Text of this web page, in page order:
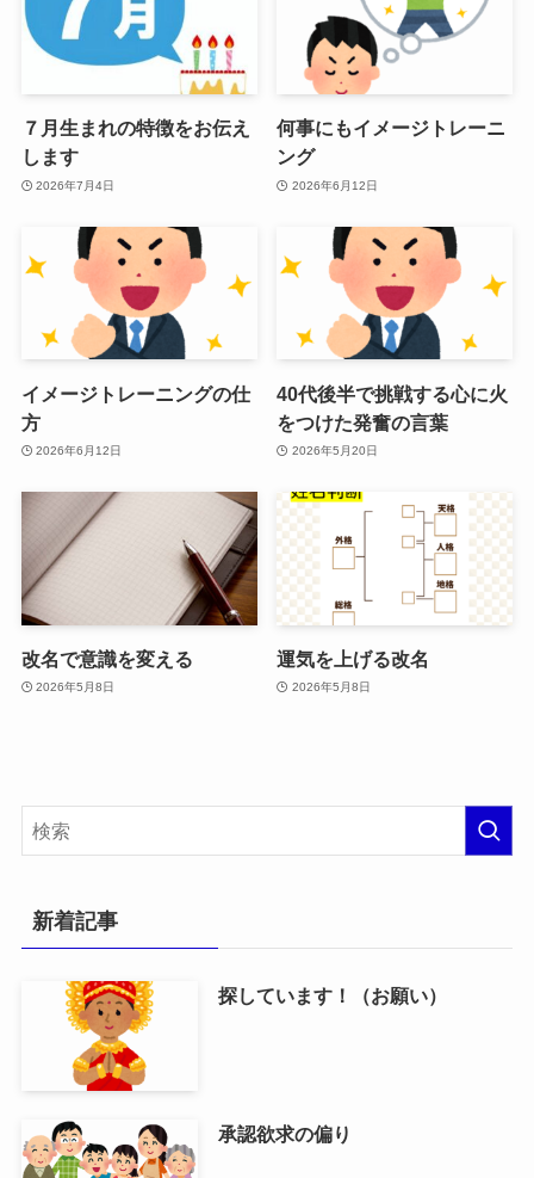
７月生まれの特徴をお伝え
します
2026年7月4日
何事にもイメージトレーニ
ング
2026年6月12日
イメージトレーニングの仕
方
2026年6月12日
40代後半で挑戦する心に火
をつけた発奮の言葉
2026年5月20日
改名で意識を変える
2026年5月8日
運気を上げる改名
2026年5月8日
新着記事
探しています！（お願い）
承認欲求の偏り